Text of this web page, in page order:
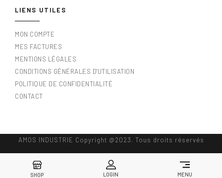
LIENS UTILES
MON COMPTE
MES FACTURES
MENTIONS LÉGALES
CONDITIONS GÉNÉRALES D'UTILISATION
POLITIQUE DE CONFIDENTIALITÉ
CONTACT
AMOS INDUSTRIE Copyright @2023. Tous droits réservés
SHOP LOGIN MENU